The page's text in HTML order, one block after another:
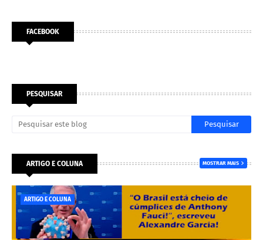
FACEBOOK
PESQUISAR
ARTIGO E COLUNA MOSTRAR MAIS
ARTIGO E COLUNA